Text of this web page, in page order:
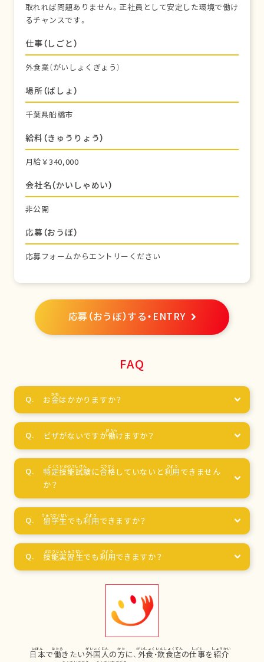
取れれば問題ありません。正社員として安定した環境で働け
るチャンスです。
仕事（しごと）
外食業（がいしょくぎょう）
場所（ばしょ）
千葉県船橋市
給料（きゅうりょう）
月給￥340,000
会社名（かいしゃめい）
非公開
応募（おうぼ）
応募フォームからエントリーください
応募（おうぼ）する・ENTRY
FAQ
お金はかかりますか？
ビザがないですが働けますか？
特定技能試験に合格 していないと利用 できません
か？
留学生でも利用 できますか？
技能実習生でも利用できますか？
日本で働きたい外国人の方に、 外食 ・飲食店の仕事を紹介